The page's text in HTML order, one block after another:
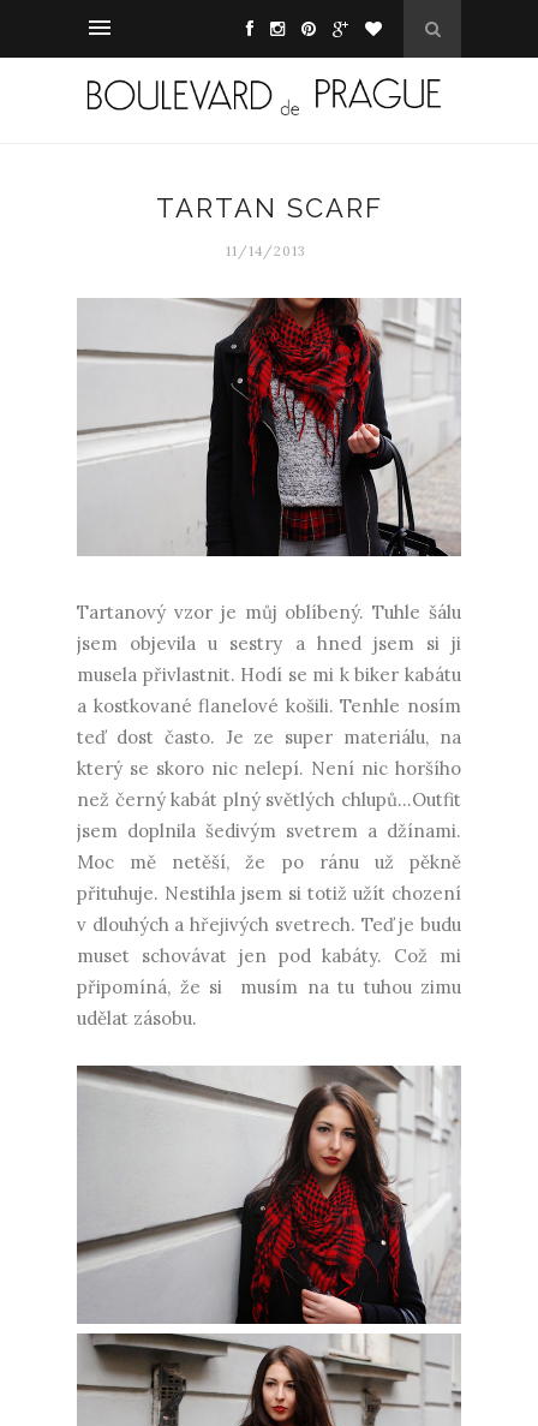
TARTAN SCARF
11/14/2013
Tartanový vzor je můj oblíbený. Tuhle šálu
jsem objevila u sestry a hned jsem si ji
musela přivlastnit. Hodí se mi k biker kabátu
a kostkované flanelové košili. Tenhle nosím
teď dost často. Je ze super materiálu, na
který se skoro nic nelepí. Není nic horšího
než černý kabát plný světlých chlupů...Outfit
jsem doplnila šedivým svetrem a džínami.
Moc mě netěší, že po ránu už pěkně
přituhuje. Nestihla jsem si totiž užít chození
v dlouhých a hřejivých svetrech. Teď je budu
muset schovávat jen pod kabáty. Což mi
připomíná, že si musím na tu tuhou zimu
udělat zásobu.